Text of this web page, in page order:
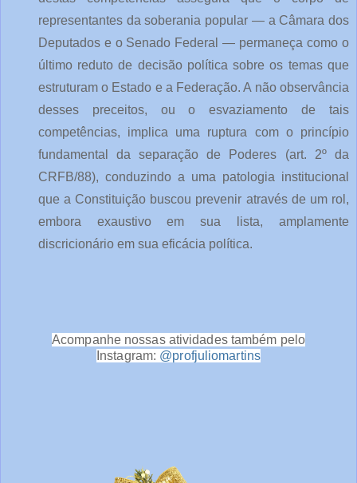
representantes da soberania popular — a Câmara dos
Deputados e o Senado Federal — permaneça como o
último reduto de decisão política sobre os temas que
estruturam o Estado e a Federação. A não observância
desses preceitos, ou o esvaziamento de tais
competências, implica uma ruptura com o princípio
fundamental da separação de Poderes (art. 2º da
CRFB/88), conduzindo a uma patologia institucional
que a Constituição buscou prevenir através de um rol,
embora exaustivo em sua lista, amplamente
discricionário em sua eficácia política.
Acompanhe nossas atividades também pelo
Instagram: @profjuliomartins